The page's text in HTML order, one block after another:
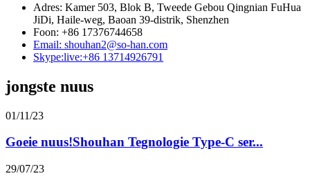
Adres: Kamer 503, Blok B, Tweede Gebou Qingnian FuHua
JiDi, Haile-weg, Baoan 39-distrik, Shenzhen
Foon: +86 17376744658
Email: shouhan2@so-han.com
Skype:live:+86 13714926791
jongste nuus
01/11/23
Goeie nuus!Shouhan Tegnologie Type-C ser...
29/07/23